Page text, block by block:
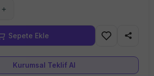
Kurumsal Teklif Al